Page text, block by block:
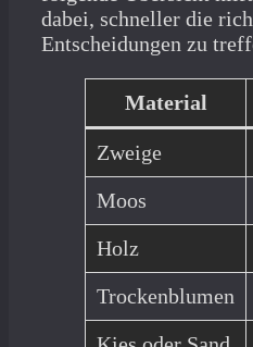
dabei, schneller die
Entscheidungen zu
Material
Zweige
Moos
Holz
Trockenblumen